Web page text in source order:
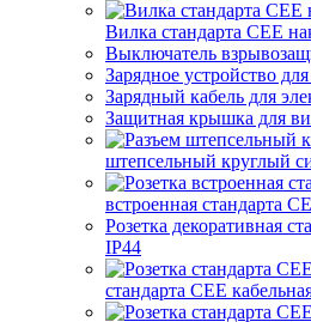
Вилка стандарта CEE
Выключатель
Зарядное устройство
Зарядный кабель для
Защитная крышка для
штепсельный круглый
встроенная стандарта
Розетка декоративная
IP44
стандарта СЕЕ